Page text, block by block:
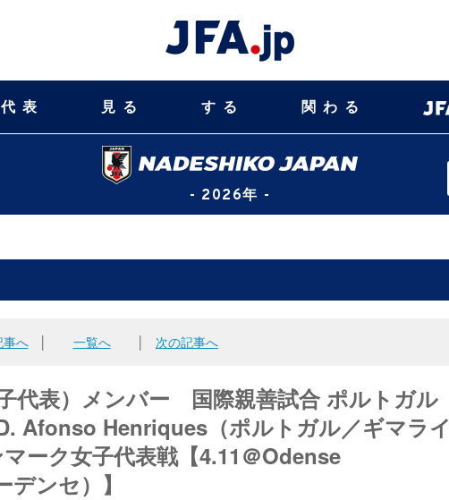
代表 見る する 関わる
- 2026年 -
事へ│ 一覧へ 次の記事へ
代表）メンバー 国際親善試合 ポルトガル
Afonso Henriques（ポルトガル／ギマライ
ーク女子代表戦【4.11＠Odense
ンセ）】